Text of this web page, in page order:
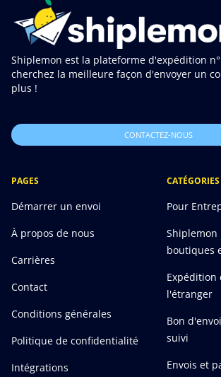
Shiplemon est la plateforme d'expédition
cherchez la meilleure façon d'envoyer un
plus !
CONTACTEZ-NOUS
PAGES
Démarrer un envoi
À propos de nous
Carrières
Contact
Conditions générales
Politique de confidentialité
Intégrations
CATÉGORIES
Pour
Shiplemon
boutiques
Expédition
l'étranger
Bon
suivi
Envois et